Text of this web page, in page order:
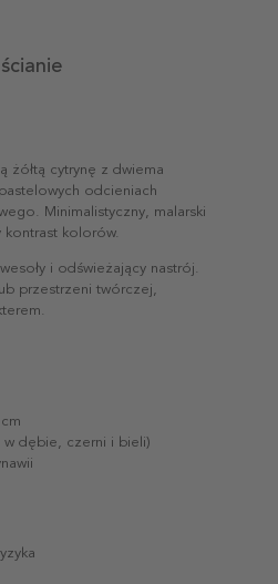
żółtą cytrynę z dwiema
odcieniach
Minimalistyczny, malarski
kontrast kolorów.
i odświeżający nastrój.
przestrzeni twórczej,
dębie, czerni i bieli)